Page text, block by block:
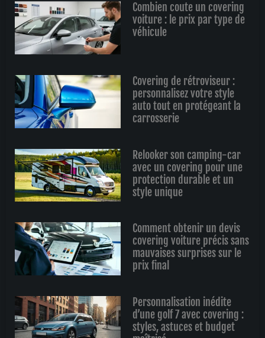
Combien coute un covering
voiture : le prix par type de
véhicule
Covering de rétroviseur :
personnalisez votre style
auto tout en protégeant la
carrosserie
Relooker son camping-car
avec un covering pour une
protection durable et un
style unique
Comment obtenir un devis
covering voiture précis sans
mauvaises surprises sur le
prix final
Personnalisation inédite
d’une golf 7 avec covering :
styles, astuces et budget